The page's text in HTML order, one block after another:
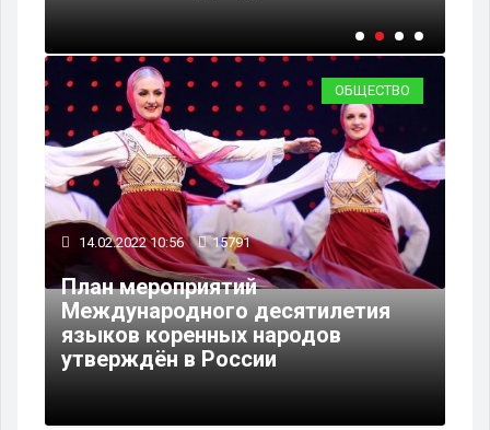
ОБЩЕСТВО
14.02.2022 10:56 15791
План мероприятий
Международного десятилетия
языков коренных народов
утверждён в России